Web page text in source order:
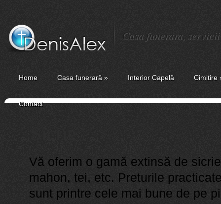
Casa funerara,
Home Casa funerară» Interior Capelă Cimitire
Contact
Vă oferim o gamă extinsă de
mahon, tei, etc. Preturile
sunt printre cele mai bune de pe